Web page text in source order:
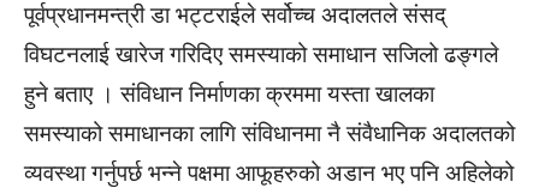
पूर्वप्रधानमन्त्री डा भट्टराईले सर्वोच्च अदालतले संसद्
विघटनलाई खारेज गरिदिए समस्याको समाधान सजिलो ढङ्गले
हुने बताए । संविधान निर्माणका क्रममा यस्ता खालका
समस्याको समाधानका लागि संविधानमा नै संवैधानिक अदालतको
व्यवस्था गर्नुपर्छ भन्ने पक्षमा आफूहरुको अडान भए पनि अहिलेको